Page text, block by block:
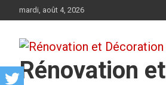
au
mardi, août 4, 2026
Rénovation et